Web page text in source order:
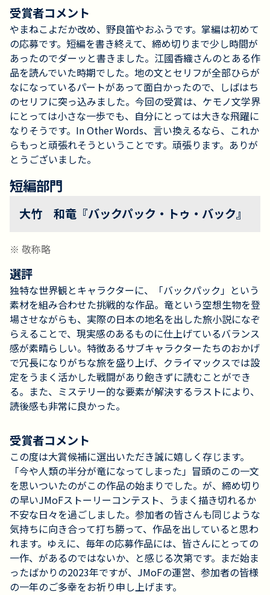
受賞者コメント
やまねこよだか改め、野良笛やおふうです。掌編は初めて
の応募です。短編を書き終えて、締め切りまで少し時間が
あったのでダーッと書きました。江國香織さんのとある作
品を読んでいた時期でした。地の文とセリフが全部ひらが
なになっているパートがあって面白かったので、しばはち
のセリフに突っ込みました。今回の受賞は、ケモノ文学界
にとっては小さな一歩でも、自分にとっては大きな飛躍に
なりそうです。In Other Words、言い換えるなら、これか
らもっと頑張れそうということです。頑張ります。ありが
とうございました。
短編部門
大竹 和竜『バックパック・トゥ・バック』
※ 敬称略
選評
独特な世界観とキャラクターに、「バックパック」という
素材を組み合わせた挑戦的な作品。竜という空想生物を登
場させながらも、実際の日本の地名を出した旅小説になぞ
らえることで、現実感のあるものに仕上げているバランス
感が素晴らしい。特徴あるサブキャラクターたちのおかげ
で冗長になりがちな旅を盛り上げ、クライマックスでは設
定をうまく活かした戦闘があり飽きずに読むことができ
る。また、ミステリー的な要素が解決するラストにより、
読後感も非常に良かった。
受賞者コメント
この度は大賞候補に選出いただき誠に嬉しく存じます。
「今や人類の半分が竜になってしまった」冒頭のこの一文
を思いついたのがこの作品の始まりでした。が、締め切り
の早いJMoFストーリーコンテスト、うまく描き切れるか
不安な日々を過ごしました。参加者の皆さんも同じような
気持ちに向き合って打ち勝って、作品を出していると思わ
れます。ゆえに、毎年の応募作品には、皆さんにとっての
一作、があるのではないか、と感じる次第です。まだ始ま
ったばかりの2023年ですが、JMoFの運営、参加者の皆様
の一年のご多幸をお祈り申し上げます。